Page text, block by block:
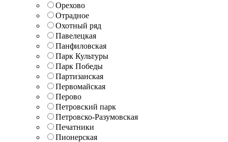
Орехово
Отрадное
Охотный ряд
Павелецкая
Панфиловская
Парк Культуры
Парк Победы
Партизанская
Первомайская
Перово
Петровский парк
Петровско-Разумовская
Печатники
Пионерская